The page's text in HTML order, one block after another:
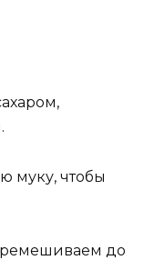
муку, чтобы
до